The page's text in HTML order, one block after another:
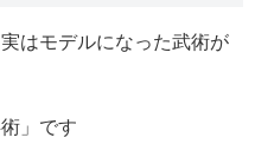
はモデルになった武術が
」です